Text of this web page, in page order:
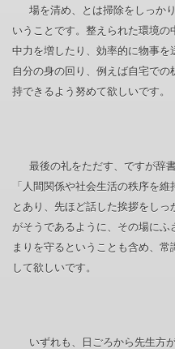
場を清め、とは掃除をしっか
いうことです。整えられた環境
中力を増したり、効率的に物事を
自分の身の回り、例えば自宅で
持できるよう努めて欲しいです。
最後の礼をただす、ですが辞
「人間関係や社会生活の秩序を
とあり、先ほど話した挨拶をし
がそうであるように、その場に
まりを守るということも含め、
して欲しいです。
いずれも、日ごろから先生方